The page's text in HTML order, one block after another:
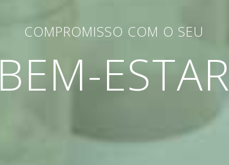
COMPROMISSO COM O SEU
BEM-ESTAR